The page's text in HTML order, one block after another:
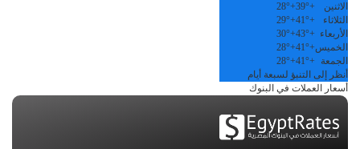
الاثنين
+
39°
+
28°
الثلاثاء
+
41°
+
29°
الأربعاء +
43°
+
30°
الخميس+
41°
+
28°
الجمعة
+
41°
+
28°
أنظر إلى التنبؤ لسبعة أيام
أسعار العملات في البنوك